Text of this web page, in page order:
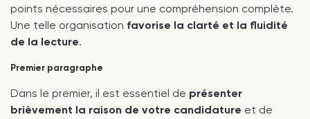
points nécessaires pour une compréhension complète.
Une telle organisation favorise la clarté et la fluidité
de la lecture.
Premier paragraphe
Dans le premier, il est essentiel de présenter
brièvement la raison de votre candidature et de